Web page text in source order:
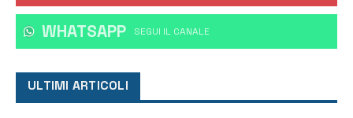
WHATSAPP ‎SEGUI IL CANALE
ULTIMI ARTICOLI